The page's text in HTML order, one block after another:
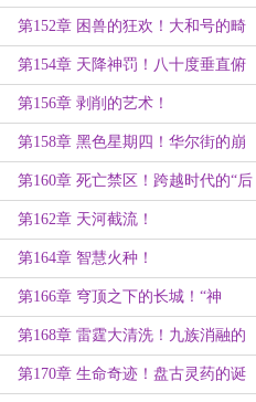
绝望！
第152章 困兽的狂欢！大和号的畸
形下水！
第154章 天降神罚！八十度垂直俯
冲！
第156章 剥削的艺术！
第158章 黑色星期四！华尔街的崩
盘！
第160章 死亡禁区！跨越时代的“后
羿”长弓！
第162章 天河截流！
第164章 智慧火种！
第166章 穹顶之下的长城！“神
盾”防空网密布！
第168章 雷霆大清洗！九族消融的
震慑！
第170章 生命奇迹！盘古灵药的诞